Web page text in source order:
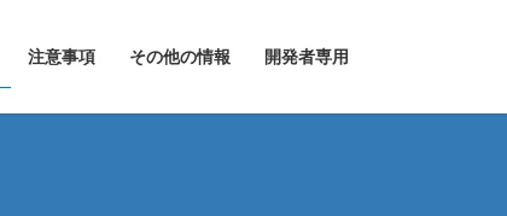
注意事項 その他の情報 開発者専用